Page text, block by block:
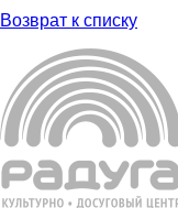
Возврат к списку